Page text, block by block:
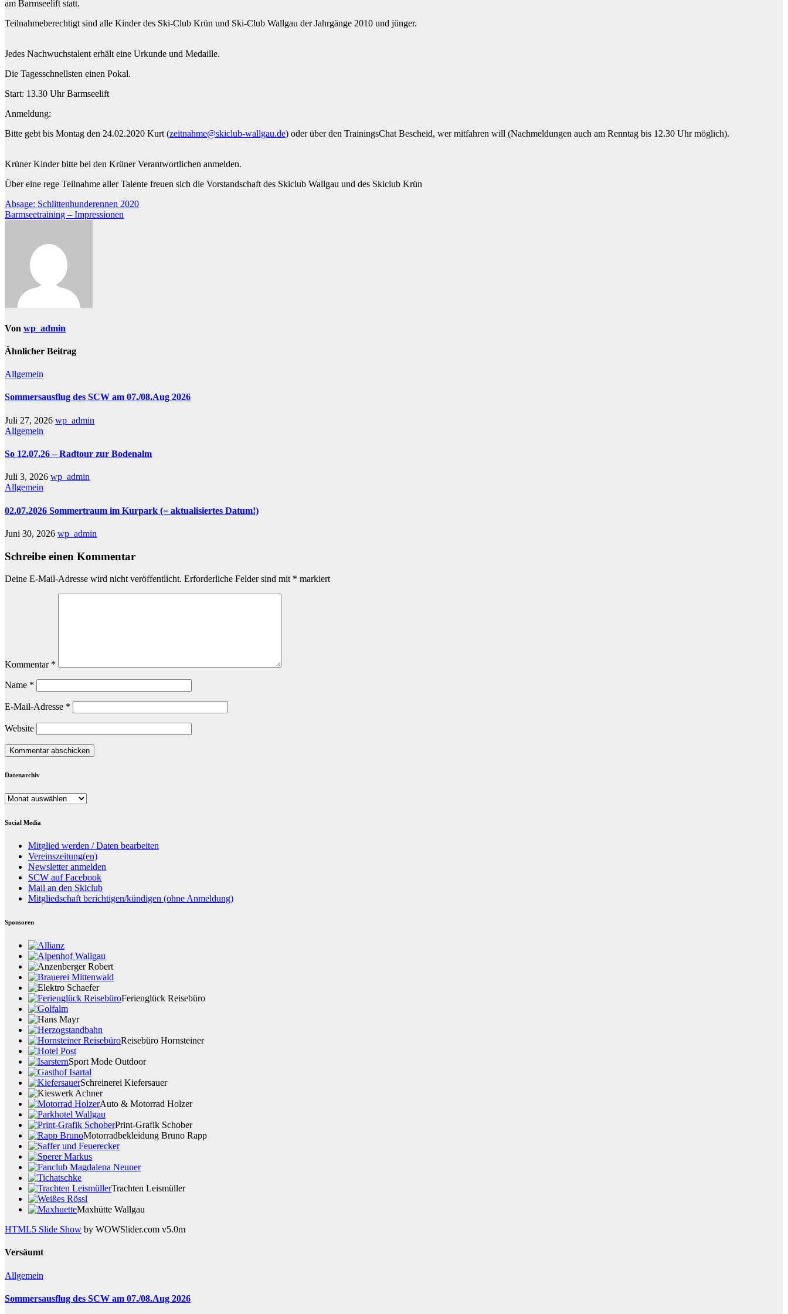
am Barmseelift statt.
Teilnahmeberechtigt sind alle Kinder des Ski-Club Krün und Ski-Club Wallgau der Jahrgänge 2010 und jünger.
Jedes Nachwuchstalent erhält eine Urkunde und Medaille.
Die Tagesschnellsten einen Pokal.
Start: 13.30 Uhr Barmseelift
Anmeldung:
Bitte gebt bis Montag den 24.02.2020 Kurt (zeitnahme@skiclub-wallgau.de) oder über den TrainingsChat Bescheid, wer mitfahren will (Nachmeldungen auch am Renntag bis 12.30 Uhr möglich).
Krüner Kinder bitte bei den Krüner Verantwortlichen anmelden.
Über eine rege Teilnahme aller Talente freuen sich die Vorstandschaft des Skiclub Wallgau und des Skiclub Krün
Beitragsnavigation
Absage: Schlittenhunderennen 2020
Barmseetraining – Impressionen
Von wp_admin
Ähnlicher Beitrag
Allgemein
Sommersausflug des SCW am 07./08.Aug 2026
Juli 27, 2026 wp_admin
Allgemein
So 12.07.26 – Radtour zur Bodenalm
Juli 3, 2026 wp_admin
Allgemein
02.07.2026 Sommertraum im Kurpark (= aktualisiertes Datum!)
Juni 30, 2026 wp_admin
Schreibe einen Kommentar
Deine E-Mail-Adresse wird nicht veröffentlicht. Erforderliche Felder sind mit * markiert
Kommentar *
Name *
E-Mail-Adresse *
Website
Datenarchiv
Datenarchiv
Social Media
Mitglied werden / Daten bearbeiten
Vereinszeitung(en)
Newsletter anmelden
SCW auf Facebook
Mail an den Skiclub
Mitgliedschaft berichtigen/kündigen (ohne Anmeldung)
Sponsoren
Ferienglück Reisebüro
Reisebüro Hornsteiner
Sport Mode Outdoor
Schreinerei Kiefersauer
Auto & Motorrad Holzer
Print-Grafik Schober
Motorradbekleidung Bruno Rapp
Trachten Leismüller
Maxhütte Wallgau
HTML5 Slide Show by WOWSlider.com v5.0m
Versäumt
Allgemein
Sommersausflug des SCW am 07./08.Aug 2026